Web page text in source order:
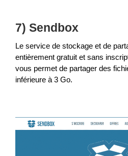
7) Sendbox
Le service de stockage et de
entièrement gratuit et sans
vous permet de partager des
inférieure à 3 Go.